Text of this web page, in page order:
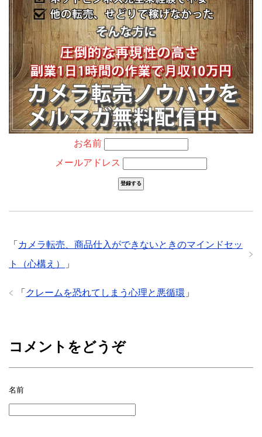
お名前
メールアドレス
「 カメラ転売、商品仕入ができないときのマインドセッ
ト（心構え）
」
「 クレームを恐れてしまう心理と悪循環 」
コメントをどうぞ
名前